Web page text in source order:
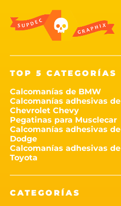
TOP 5 CATEGORÍAS
Calcomanías de BMW
Calcomanías adhesivas de
Chevrolet Chevy
Pegatinas para Musclecar
Calcomanías adhesivas de
Dodge
Calcomanías adhesivas de
Toyota
CATEGORÍAS